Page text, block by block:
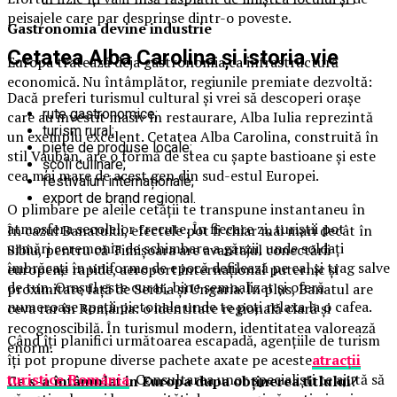
Gastronomia devine industrie
Europa tratează deja gastronomia ca infrastructură
economică. Nu întâmplător, regiunile premiate dezvoltă:
rute gastronomice;
turism rural;
piețe de produse locale;
școli culinare;
festivaluri internaționale;
export de brand regional.
În cazul Banatului, efectele pot fi chiar mai mari decât în
Sibiu, pentru că Timișoara are avantajul conectării
europene rapide, aeroport internațional puternic și
proximitate față de Serbia și Ungaria. În plus, Banatul are
ceva rar în România: o identitate regională clară și
recognoscibilă. În turismul modern, identitatea valorează
enorm.
Ce s-a întâmplat in Europa dupa obținerea titlului?
peisajele care par desprinse dintr-o poveste.
Cetatea Alba Carolina și istoria vie
Dacă preferi turismul cultural și vrei să descoperi orașe
care au investit masiv în restaurare, Alba Iulia reprezintă
un exemplu excelent. Cetatea Alba Carolina, construită în
stil Vauban, are o formă de stea cu șapte bastioane și este
cea mai mare de acest gen din sud-estul Europei.
O plimbare pe aleile cetății te transpune instantaneu în
atmosfera secolelor trecute. În fiecare zi, turiștii pot
urmări ceremonia de schimbare a gărzii, unde soldați
îmbrăcați în uniforme de epocă defilează pe cal și trag salve
de tun. Orașul este curat, bine semnalizat și oferă
numeroase spații pietonale unde te poți relaxa la o cafea.
Când îți planifici următoarea escapadă, agențiile de turism
îți pot propune diverse pachete axate pe acesteatracții
turistice România. Consultarea unor specialiști te ajută să